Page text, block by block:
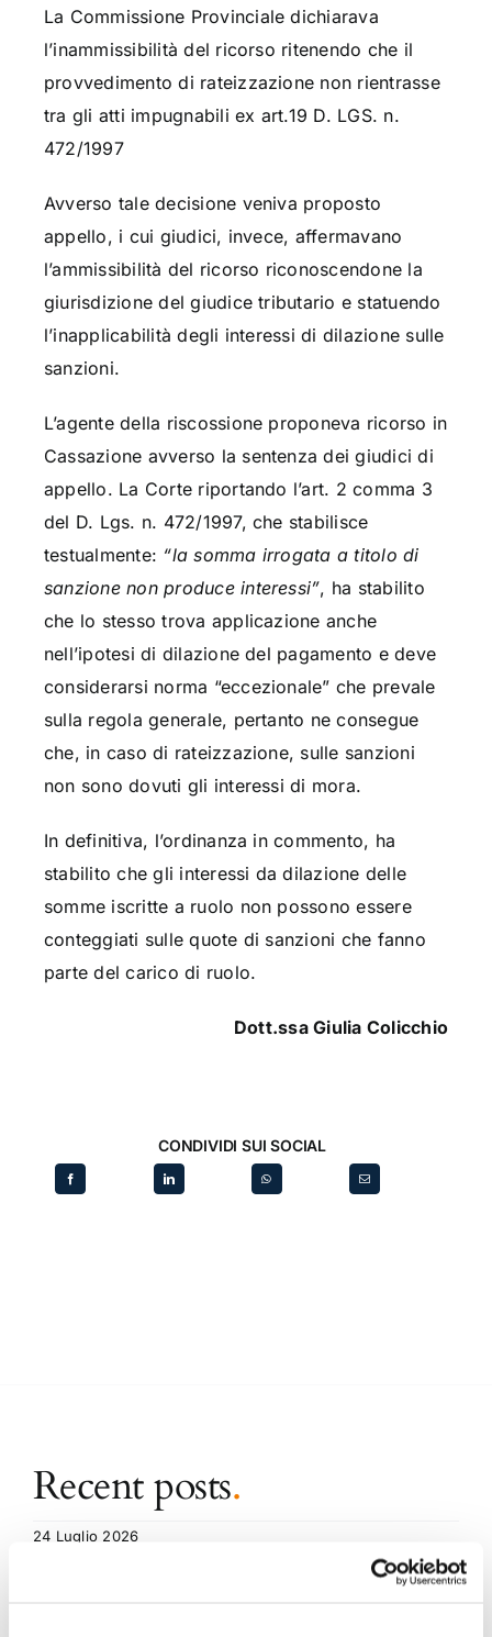
La Commissione Provinciale dichiarava
l’inammissibilità del ricorso ritenendo che il
provvedimento di rateizzazione non rientrasse
tra gli atti impugnabili ex art.19 D. LGS. n.
472/1997
Avverso tale decisione veniva proposto
appello, i cui giudici, invece, affermavano
l’ammissibilità del ricorso riconoscendone la
giurisdizione del giudice tributario e statuendo
l’inapplicabilità degli interessi di dilazione sulle
sanzioni.
L’agente della riscossione proponeva ricorso in
Cassazione avverso la sentenza dei giudici di
appello. La Corte riportando l’art. 2 comma 3
del D. Lgs. n. 472/1997, che stabilisce
testualmente: “la somma irrogata a titolo di
sanzione non produce interessi”, ha stabilito
che lo stesso trova applicazione anche
nell’ipotesi di dilazione del pagamento e deve
considerarsi norma “eccezionale” che prevale
sulla regola generale, pertanto ne consegue
che, in caso di rateizzazione, sulle sanzioni
non sono dovuti gli interessi di mora.
In definitiva, l’ordinanza in commento, ha
stabilito che gli interessi da dilazione delle
somme iscritte a ruolo non possono essere
conteggiati sulle quote di sanzioni che fanno
parte del carico di ruolo.
Dott.ssa Giulia Colicchio
CONDIVIDI SUI SOCIAL
Recent posts.
24 Luglio 2026
Diritto civile, Michela Colitta, Sentenze Cassazione